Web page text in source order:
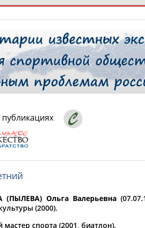
РЕСУРСНАЯ
проживания
публикациях
(ПЫЛЕВА) Ольга Валерьевна
(2000).
спорта (2001, биатлон).